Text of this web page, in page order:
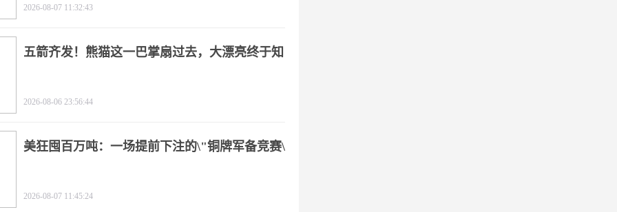
2026-08-07 11:32:43
五箭齐发！熊猫这一巴掌扇过去，大漂亮终于知
2026-08-06 23:56:44
美狂囤百万吨：一场提前下注的\"铜牌军备竞赛\"
2026-08-07 11:45:24